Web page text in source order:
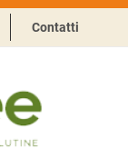
Contatti